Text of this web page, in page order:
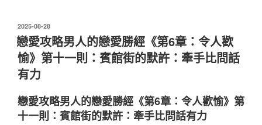
發
佈
於
2025-08-28
戀愛攻略男人的戀愛勝經《第6章：令人歡
愉》第十一則：賓館街的默許：牽手比問話
有力
戀愛攻略男人的戀愛勝經《第6章：令人歡愉》第
十一則：賓館街的默許：牽手比問話有力